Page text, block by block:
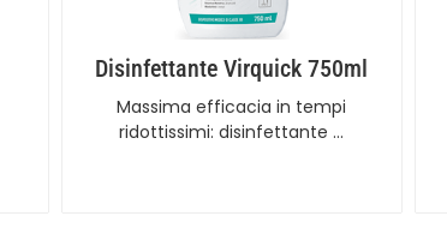
Disinfettante Virquick 750ml
Massima efficacia in tempi
ridottissimi: disinfettante …